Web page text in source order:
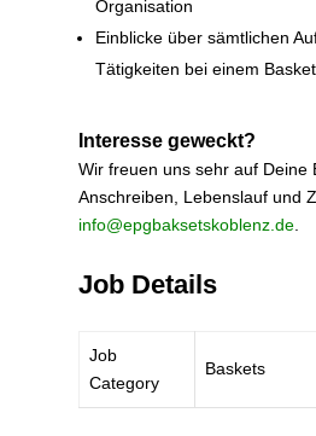
Organisation
Einblicke über sämtlichen
Tätigkeiten bei einem
Interesse geweckt?
Wir freuen uns sehr auf Deine
Anschreiben, Lebenslauf und
info@epgbaksetskoblenz.de.
Job Details
Job
Category
Baskets